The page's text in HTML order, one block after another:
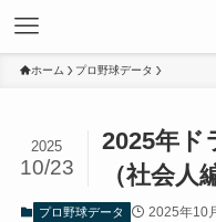
ホーム プロ野球データ
2025年ド
（社会人
2025
10/23
プロ野球データ 2025年10